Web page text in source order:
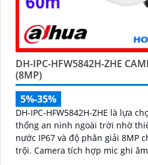
DH-IPC-HFW5842H-ZHE
(8MP)
5%-35%
DH-IPC-HFW5842H-ZHE là lựa
thống an ninh ngoài trời nhờ
nước IP67 và độ phân giải 8MP
trội. Camera tích hợp mic ghi âm, khe thẻ nhớ hỗ trợ đến